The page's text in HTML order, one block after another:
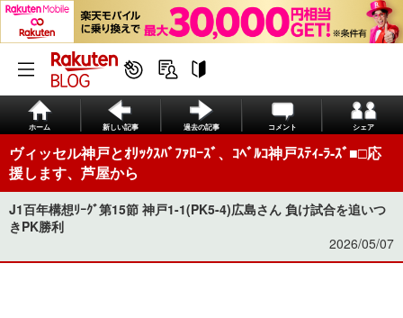
ホーム 新しい記事 過去の記事 コメント シェア
ヴィッセル神戸とｵﾘｯｸｽﾊﾞﾌｧﾛｰｽﾞ、ｺﾍﾞﾙｺ神戸ｽﾃｨ-ﾗ-ｽﾞ■□応
援します、芦屋から
J1百年構想ﾘｰｸﾞ第15節 神戸1-1(PK5-4)広島さん 負け試合を追いつ
きPK勝利
2026/05/07